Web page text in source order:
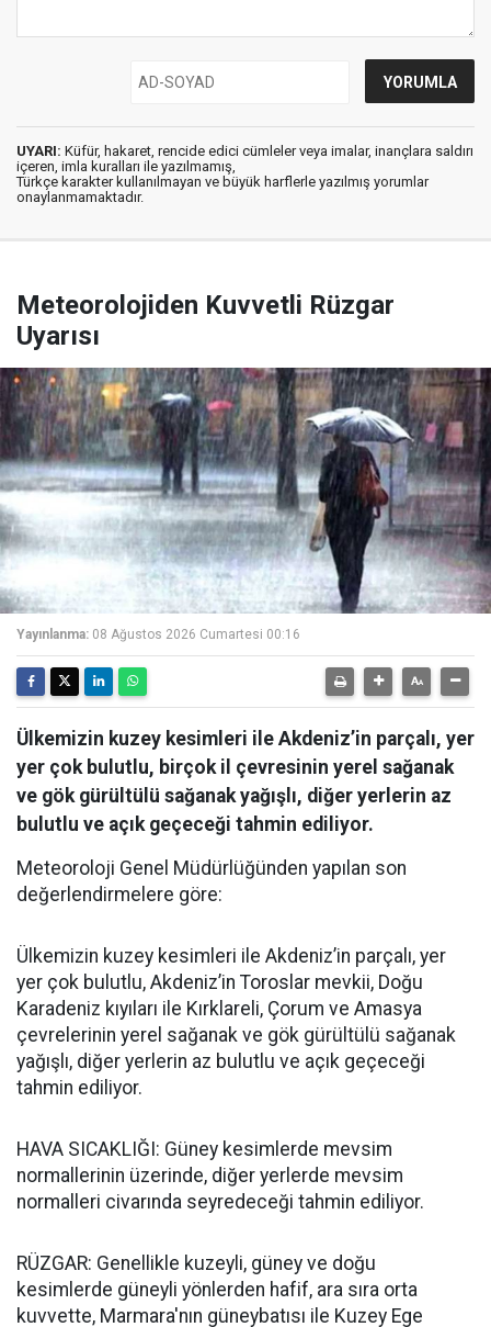
UYARI: Küfür, hakaret, rencide edici cümleler veya imalar, inançlara saldırı
içeren, imla kuralları ile yazılmamış,
Türkçe karakter kullanılmayan ve büyük harflerle yazılmış yorumlar
onaylanmamaktadır.
Meteorolojiden Kuvvetli Rüzgar
Uyarısı
Yayınlanma: 08 Ağustos 2026 Cumartesi 00:16
Ülkemizin kuzey kesimleri ile Akdeniz’in parçalı, yer
yer çok bulutlu, birçok il çevresinin yerel sağanak
ve gök gürültülü sağanak yağışlı, diğer yerlerin az
bulutlu ve açık geçeceği tahmin ediliyor.
Meteoroloji Genel Müdürlüğünden yapılan son
değerlendirmelere göre:
Ülkemizin kuzey kesimleri ile Akdeniz’in parçalı, yer
yer çok bulutlu, Akdeniz’in Toroslar mevkii, Doğu
Karadeniz kıyıları ile Kırklareli, Çorum ve Amasya
çevrelerinin yerel sağanak ve gök gürültülü sağanak
yağışlı, diğer yerlerin az bulutlu ve açık geçeceği
tahmin ediliyor.
HAVA SICAKLIĞI: Güney kesimlerde mevsim
normallerinin üzerinde, diğer yerlerde mevsim
normalleri civarında seyredeceği tahmin ediliyor.
RÜZGAR: Genellikle kuzeyli, güney ve doğu
kesimlerde güneyli yönlerden hafif, ara sıra orta
kuvvette, Marmara'nın güneybatısı ile Kuzey Ege